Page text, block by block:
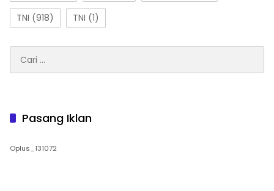
TNI (918) TNI (1)
untuk:
Pasang Iklan
Oplus_131072